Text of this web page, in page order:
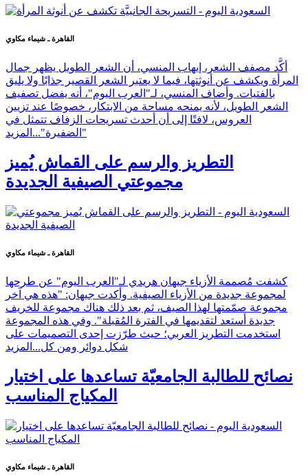
القاهرة ـ شيماء مكاوي
أكَّد مصفف الشعر، إيهاب المنسي، أن الشعر الطويل يظهر جمال
المرأة ويكشف عن أنوثتها، فيما لا يعتبر الشعر القصير جذابًا ولا يليق
بالفتيات. وأضاف المنسي، لـ"العرب اليوم"، أنه يفضل تصفيف
الشعر الطويل، لأنه يمنحه مساحة من الابتكار، خصوصًا عند تزيين
العروس، لافتًا إلى أن أحدث تسريحات الزفاف تتمثل في
"الضفيرة"... المزيد
التطريز والرسم على القماش يُميز
مجموعتي الصيفية الجديدة
القاهرة ـ شيماء مكاوي
كشفت مُصممة الأزياء جيهان هريدي لـ"العرب اليوم" عن طرحها
لمجموعة جديدة من الأزياء الصيفية. وأكدت جيهان: "هذه هي آخر
مجموعة صمّمتها لهذا الصيف، ثم بعد ذلك هناك مجموعة للخريف
جديدة أستعد لتقديمها في الفترة المُقبلة". وفي هذه المجموعة
استخدمت التطريز العربي؛ حيث طرّزت إحدى التصميمات على
شكل دوائر ومن كل... المزيد
نصائح للطالبة الجامعيّة تساعدها على اختيار
المكياج المناسب
القاهرة ـ شيماء مكاوي